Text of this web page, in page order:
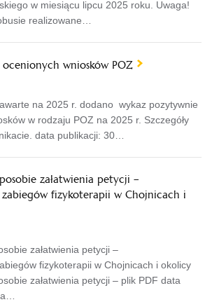
w miesiącu lipcu 2025 roku. Uwaga!
realizowane…
wniosków POZ
na 2025 r. dodano wykaz pozytywnie
w rodzaju POZ na 2025 r. Szczegóły
data publikacji: 30…
załatwienia petycji –
fizykoterapii w Chojnicach i
załatwienia petycji –
fizykoterapii w Chojnicach i okolicy
załatwienia petycji – plik PDF data